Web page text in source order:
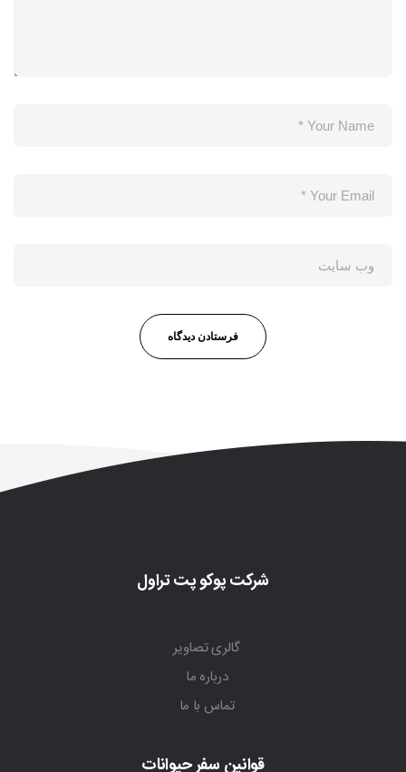
شرکت پوکو پت تراول
گالری تصاویر
درباره ما
تماس با ما
قوانین سفر حیوانات